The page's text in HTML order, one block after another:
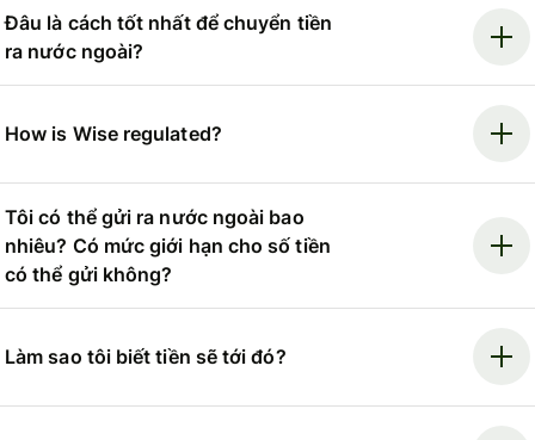
Đâu là cách tốt nhất để chuyển tiền
ra nước ngoài?
How is Wise regulated?
Tôi có thể gửi ra nước ngoài bao
nhiêu? Có mức giới hạn cho số tiền
có thể gửi không?
Làm sao tôi biết tiền sẽ tới đó?